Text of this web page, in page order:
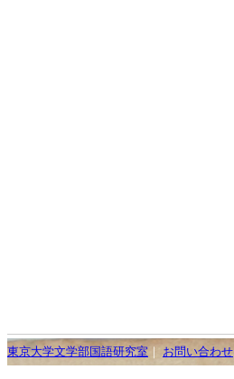
東京大学文学部国語研究室 お問い合わせ